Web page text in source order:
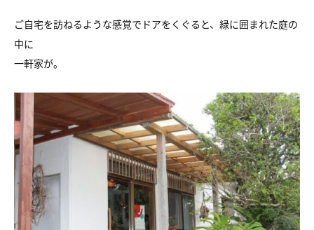
ご自宅を訪ねるような感覚でドアをくぐると、緑に囲まれた庭の
中に
一軒家が。